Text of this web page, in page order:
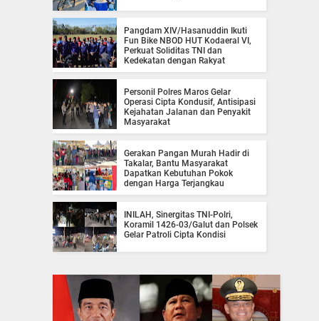
Pangdam XIV/Hasanuddin Ikuti
Fun Bike NBOD HUT Kodaeral VI,
Perkuat Soliditas TNI dan
Kedekatan dengan Rakyat
Personil Polres Maros Gelar
Operasi Cipta Kondusif, Antisipasi
Kejahatan Jalanan dan Penyakit
Masyarakat
Gerakan Pangan Murah Hadir di
Takalar, Bantu Masyarakat
Dapatkan Kebutuhan Pokok
dengan Harga Terjangkau
INILAH, Sinergitas TNI-Polri,
Koramil 1426-03/Galut dan Polsek
Gelar Patroli Cipta Kondisi